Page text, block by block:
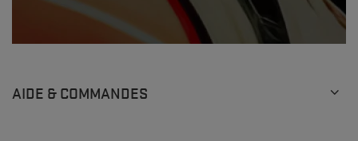
AIDE & COMMANDES